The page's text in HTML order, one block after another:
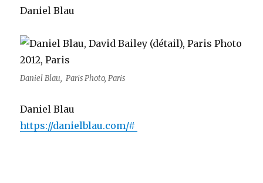
Daniel Blau
Daniel Blau, Paris Photo, Paris
Daniel Blau
https://danielblau.com/#